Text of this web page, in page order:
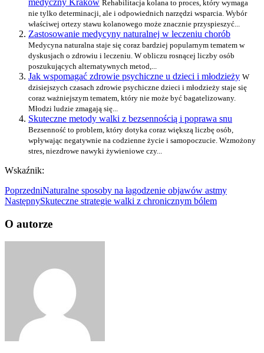
Rehabilitacja kolana to proces, który wymaga
nie tylko determinacji, ale i odpowiednich narzędzi wsparcia. Wybór
właściwej ortezy stawu kolanowego może znacznie przyspieszyć...
Zastosowanie medycyny naturalnej w leczeniu chorób
Medycyna naturalna staje się coraz bardziej popularnym tematem w
dyskusjach o zdrowiu i leczeniu. W obliczu rosnącej liczby osób
poszukujących alternatywnych metod,...
Jak wspomagać zdrowie psychiczne u dzieci i młodzieży W
dzisiejszych czasach zdrowie psychiczne dzieci i młodzieży staje się
coraz ważniejszym tematem, który nie może być bagatelizowany.
Młodzi ludzie zmagają się...
Skuteczne metody walki z bezsennością i poprawa snu
Bezsenność to problem, który dotyka coraz większą liczbę osób,
wpływając negatywnie na codzienne życie i samopoczucie. Wzmożony
stres, niezdrowe nawyki żywieniowe czy...
Wskaźnik:
PoprzedniNaturalne sposoby na łagodzenie objawów astmy
NastępnySkuteczne strategie walki z chronicznym bólem
O autorze